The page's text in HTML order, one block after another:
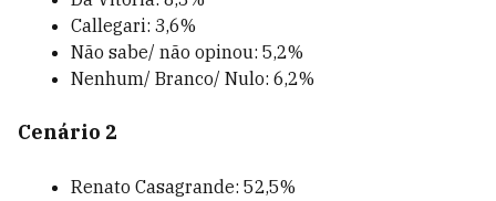
Callegari: 3,6%
Não sabe/ não opinou: 5,2%
Nenhum/ Branco/ Nulo: 6,2%
Cenário 2
Renato Casagrande: 52,5%